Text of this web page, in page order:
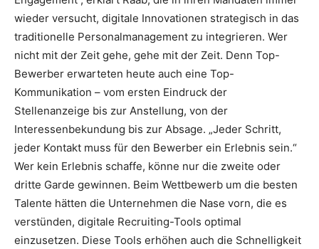
wieder versucht, digitale Innovationen strategisch in das
traditionelle Personalmanagement zu integrieren. Wer
nicht mit der Zeit gehe, gehe mit der Zeit. Denn Top-
Bewerber erwarteten heute auch eine Top-
Kommunikation – vom ersten Eindruck der
Stellenanzeige bis zur Anstellung, von der
Interessenbekundung bis zur Absage. „Jeder Schritt,
jeder Kontakt muss für den Bewerber ein Erlebnis sein.“
Wer kein Erlebnis schaffe, könne nur die zweite oder
dritte Garde gewinnen. Beim Wettbewerb um die besten
Talente hätten die Unternehmen die Nase vorn, die es
verstünden, digitale Recruiting-Tools optimal
einzusetzen. Diese Tools erhöhen auch die Schnelligkeit